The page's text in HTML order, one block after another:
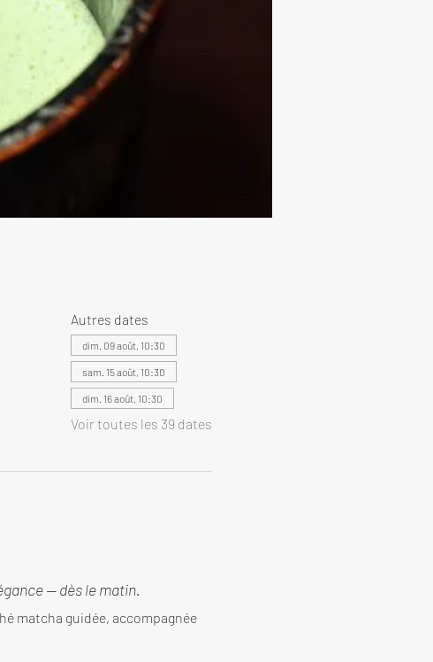
Autres dates
dim. 09 août, 10:30
sam. 15 août, 10:30
dim. 16 août, 10:30
Voir toutes les 39 dates
— dès le matin.
matcha guidée, accompagnée